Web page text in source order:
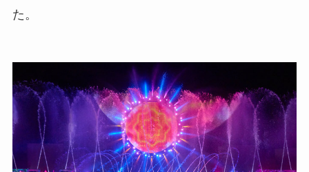
た。